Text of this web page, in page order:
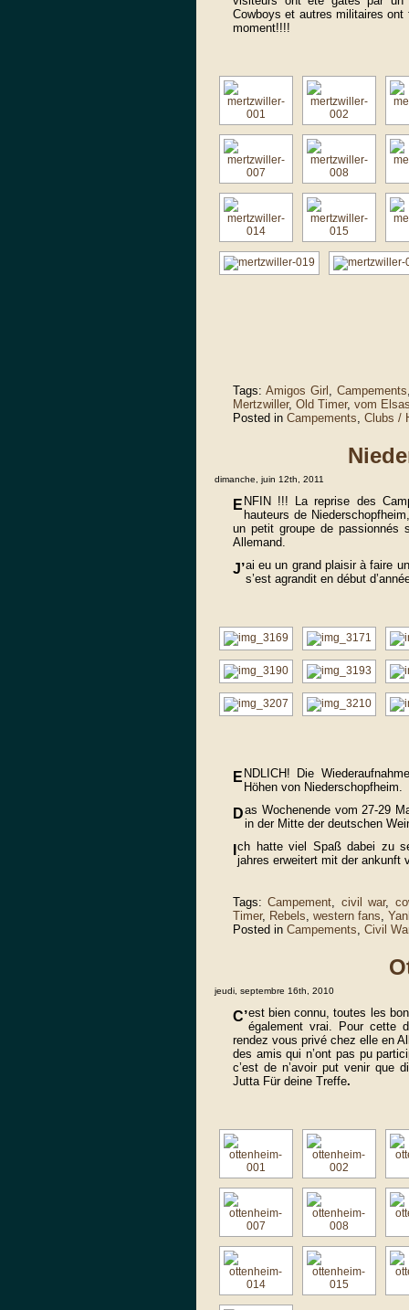
Cowboys et autres militaires
moment!!!!
Tags:Amigos Girl ,Campements
Mertzwiller, Old Timer, vom
Posted in Campements, Clubs /
dimanche, juin 12th, 2011
E NFIN !!! La reprise des
hauteurs de
un petit groupe de passionnés
Allemand.
J’ai eu un grand plaisir à faire
s’est agrandit en début
E NDLICH! Die
Höhen von Niederschopfheim.
Das Wochenende vom 27-29
in der Mitte der deutschen
ch hatte viel Spaß dabei zu
jahres erweitert mit der ankunft
Tags:Campement, civil war,
Timer, Rebels, western fans,
Posted in Campements, Civil
jeudi, septembre 16th, 2010
C’est bien connu, toutes les
également vrai. Pour cette
rendez vous privé chez elle en
des amis qui n’ont pas pu
c’est de n’avoir put venir que
Jutta Für deine Treffe.